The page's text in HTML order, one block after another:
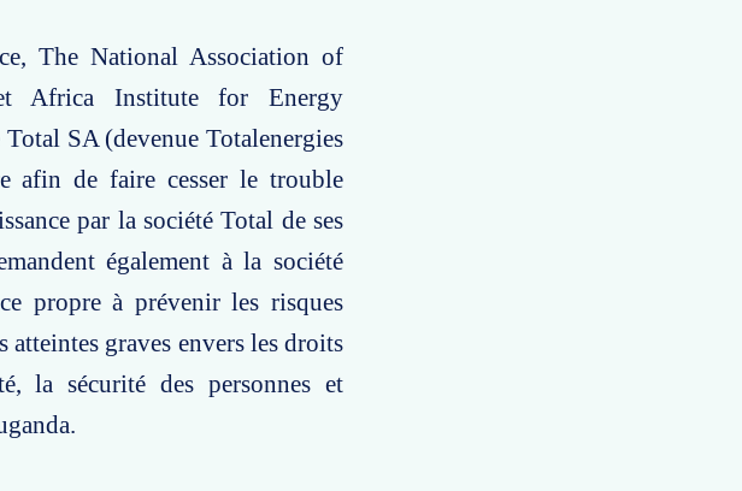
The National Association of
Africa Institute for Energy
SA (devenue Totalenergies
afin de faire cesser le trouble
par la société Total de ses
également à la société
propre à prévenir les risques
atteintes graves envers les droits
la sécurité des personnes et